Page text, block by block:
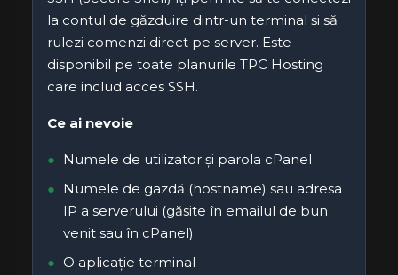
la contul de găzduire dintr-un terminal și să
rulezi comenzi direct pe server. Este
disponibil pe toate planurile TPC Hosting
care includ acces SSH.
Ce ai nevoie
Numele de utilizator și parola cPanel
Numele de gazdă (hostname) sau adresa
IP a serverului (găsite în emailul de bun
venit sau în cPanel)
O aplicație terminal